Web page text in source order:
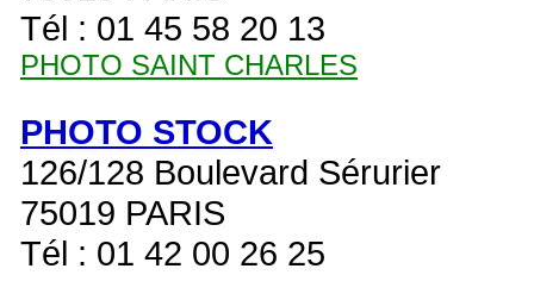
Tél : 01 45 58 20 13
PHOTO SAINT CHARLES
PHOTO STOCK
126/128 Boulevard Sérurier
75019 PARIS
Tél : 01 42 00 26 25